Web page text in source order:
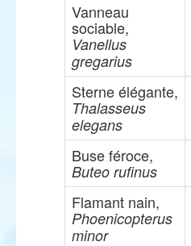
Vanneau
sociable,
Vanellus
gregarius
Sterne élégante,
Thalasseus
elegans
Buse féroce,
Buteo rufinus
Flamant nain,
Phoenicopterus
minor